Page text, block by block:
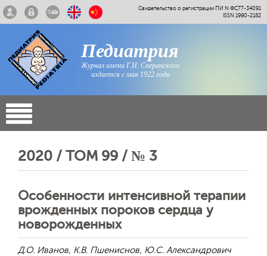
Свидетельство о регистрации ПИ N ФС77-34091
ISSN 1990-2182
Педиатрия
Журнал имени Г.Н. Сперанского
издается с мая 1922 года
2020 / ТОМ 99 / № 3
Особенности интенсивной терапии
врожденных пороков сердца у
новорожденных
Д.О. Иванов, К.В. Пшениснов, Ю.С. Александрович